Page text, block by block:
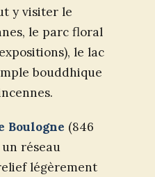
y visiter le
le parc floral
le lac
bouddhique
Boulogne (846
réseau
légèrement